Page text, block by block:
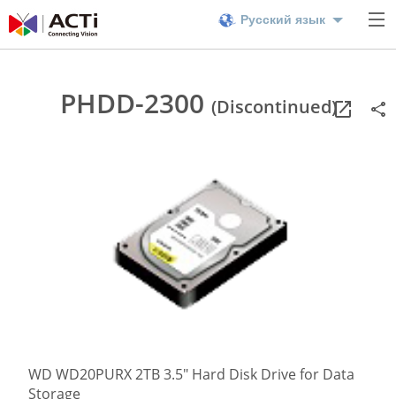
Русский язык
PHDD-2300 (Discontinued)
WD WD20PURX 2TB 3.5" Hard Disk Drive for Data
Storage